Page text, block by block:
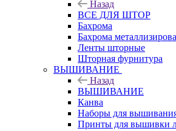
Назад
ВСЕ ДЛЯ ШТОР
Бахрома
Бахрома
Ленты шторные
Шторная фурнитура
ВЫШИВАНИЕ
Назад
ВЫШИВАНИЕ
Канва
Наборы для
Принты для вышивки